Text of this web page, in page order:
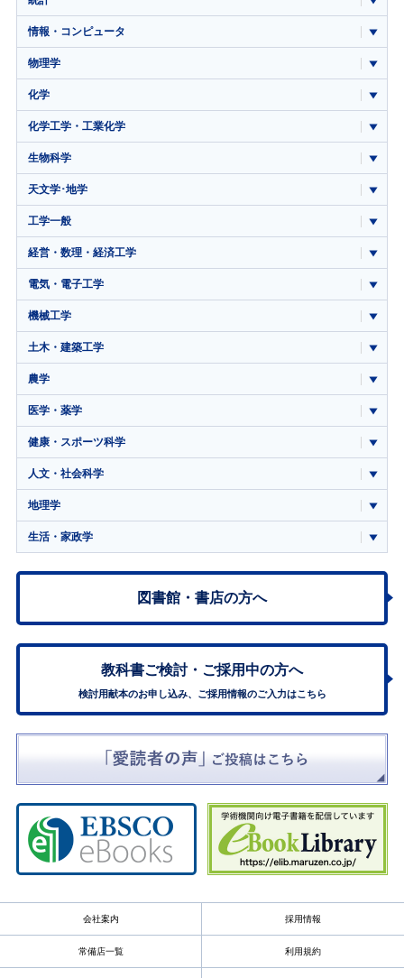
情報・コンピュータ
物理学
化学
化学工学・工業化学
生物科学
天文学･地学
工学一般
経営・数理・経済工学
電気・電子工学
機械工学
土木・建築工学
農学
医学・薬学
健康・スポーツ科学
人文・社会科学
地理学
生活・家政学
図書館・書店の方へ
教科書ご検討・ ご採用中の方へ
検討用献本のお申し込み、ご採用情報のご入力はこちら
会社案内 採用情報
常備店一覧 利用規約